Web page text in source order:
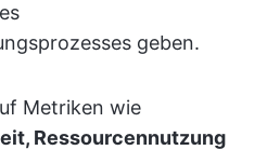
geben.
Metriken wie
Ressourcennutzung